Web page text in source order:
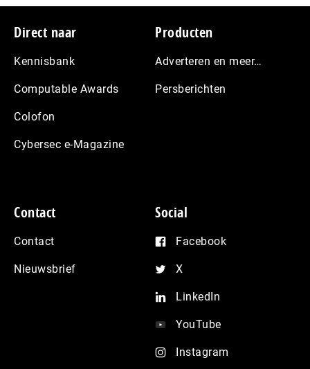
Footer
Direct naar
Kennisbank
Computable Awards
Colofon
Cybersec e-Magazine
Producten
Adverteren en meer…
Persberichten
Contact
Contact
Nieuwsbrief
Social
Facebook
X
LinkedIn
YouTube
Instagram